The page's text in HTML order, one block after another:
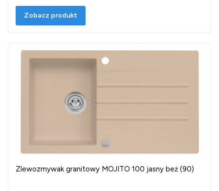
Zobacz produkt
Zlewozmywak granitowy MOJITO 100 jasny beż (90)